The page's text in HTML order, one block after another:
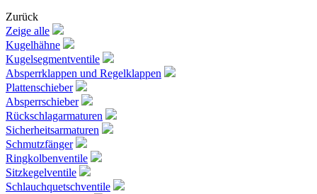
Zurück
Zeige alle
Kugelhähne
Kugelsegmentventile
Absperrklappen und Regelklappen
Plattenschieber
Absperrschieber
Rückschlagarmaturen
Sicherheitsarmaturen
Schmutzfänger
Ringkolbenventile
Sitzkegelventile
Schlauchquetschventile